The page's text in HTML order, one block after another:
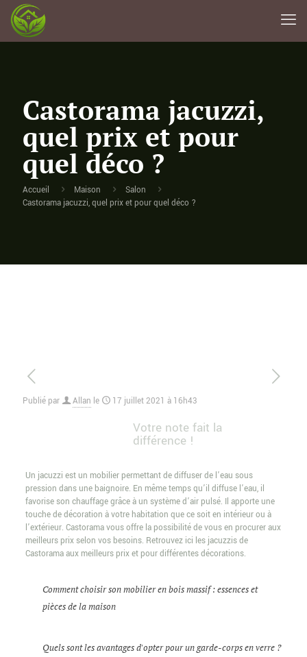
Castorama jacuzzi,
quel prix et pour
quel déco ?
Accueil Maison
Salon
Castorama jacuzzi, quel prix et pour quel déco ?
Publié par Allan le 17 juillet 2021 à 16h43
Votre note fait la
différence !
Un jacuzzi est un mobilier permettant de diffuser de l’eau sous
pression dans une baignoire. En même temps qu’il diffuse l’eau, il
favorise son chauffage grâce à un système d’air pulsé. Il apporte une
touche de décoration à votre habitation que ce soit en intérieur ou à
l’extérieur. Castorama vous offre la possibilité de vous en procurer aux
meilleurs prix selon vos besoins. Retrouvez ici les jacuzzis de
Castorama aux meilleurs prix et pour différentes décorations.
Comment choisir son mobilier en bois massif : essences et
pièces de la maison
Quels sont les avantages d'opter pour un garde-corps en verre ?